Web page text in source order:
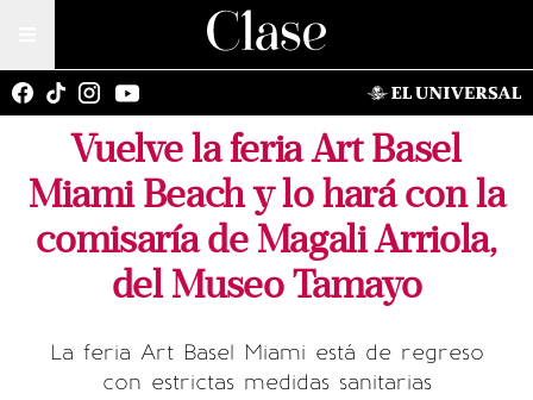
Vuelve la feria Art Basel
Miami Beach y lo hará con la
comisaría de Magali Arriola,
del Museo Tamayo
La feria Art Basel Miami está de regreso
con estrictas medidas sanitarias